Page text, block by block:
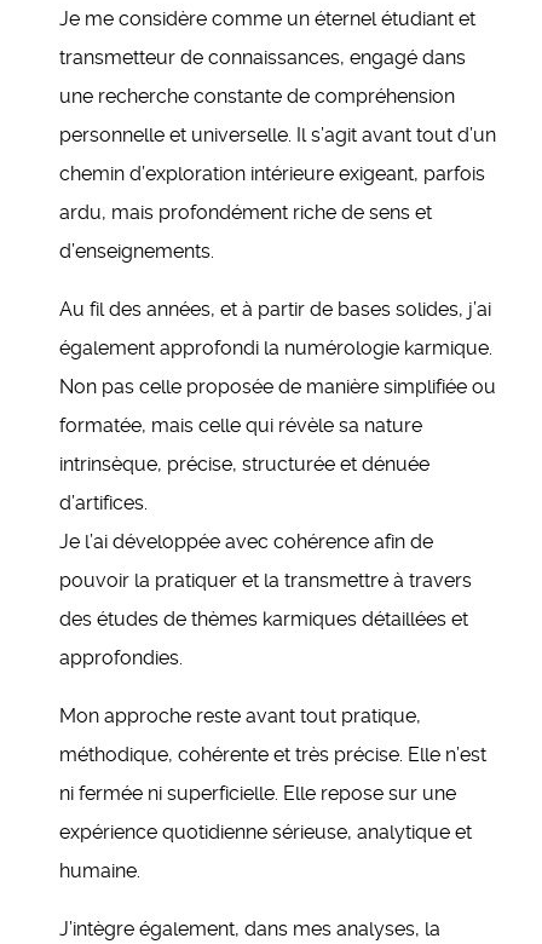
Je me considère comme un éternel étudiant et
transmetteur de connaissances, engagé dans
une recherche constante de compréhension
personnelle et universelle. Il s’agit avant tout d’un
chemin d’exploration intérieure exigeant, parfois
ardu, mais profondément riche de sens et
d’enseignements.
Au fil des années, et à partir de bases solides, j’ai
également approfondi la numérologie karmique.
Non pas celle proposée de manière simplifiée ou
formatée, mais celle qui révèle sa nature
intrinsèque, précise, structurée et dénuée
d’artifices.
Je l’ai développée avec cohérence afin de
pouvoir la pratiquer et la transmettre à travers
des études de thèmes karmiques détaillées et
approfondies.
Mon approche reste avant tout pratique,
méthodique, cohérente et très précise. Elle n’est
ni fermée ni superficielle. Elle repose sur une
expérience quotidienne sérieuse, analytique et
humaine.
J’intègre également, dans mes analyses, la